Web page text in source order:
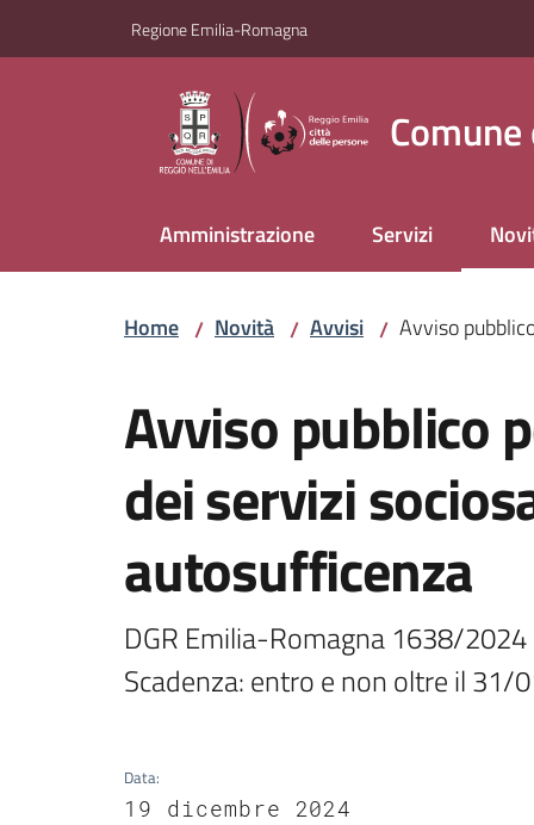
Regione Emilia-Romagna
Amministrazione Servizi
Home / Novità / Avvisi / Avviso
Avviso pubblico
dei servizi
autosufficenza
DGR Emilia-Romagna 1638/
Scadenza: entro e non oltre il 31/
Data:
19 dicembre 2024